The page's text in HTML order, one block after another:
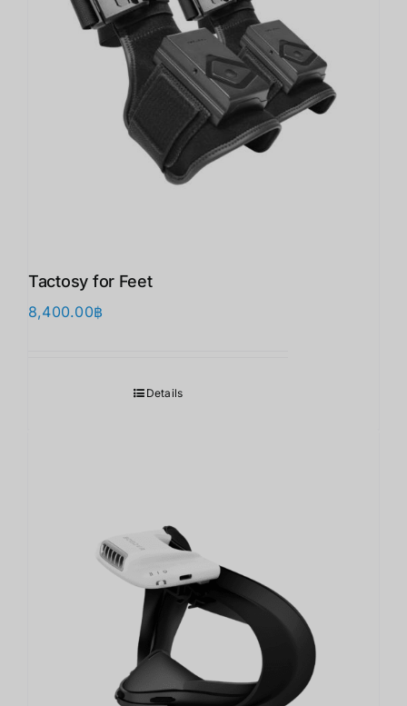
Tactosy for Feet
8,400.00฿
Details